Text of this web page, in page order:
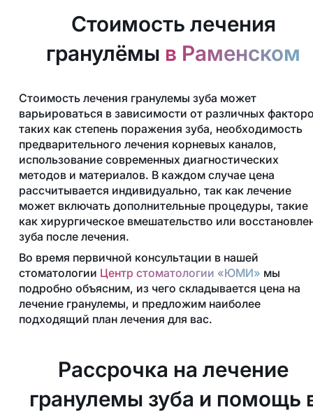
Стоимость лечения
гранулёмы в Раменском
Стоимость лечения гранулемы зуба может
варьироваться в зависимости от различных
таких как степень поражения зуба, необходимость
предварительного лечения корневых каналов,
использование современных диагностических
методов и материалов. В каждом случае цена
рассчитывается индивидуально, так как лечение
может включать дополнительные процедуры, такие
как хирургическое вмешательство или
зуба после лечения.
Во время первичной консультации в нашей
стоматологии Центр стоматологии «ЮМИ» мы
подробно объясним, из чего складывается цена на
лечение гранулемы, и предложим наиболее
подходящий план лечения для вас.
Рассрочка на лечение
гранулемы зуба и помощь